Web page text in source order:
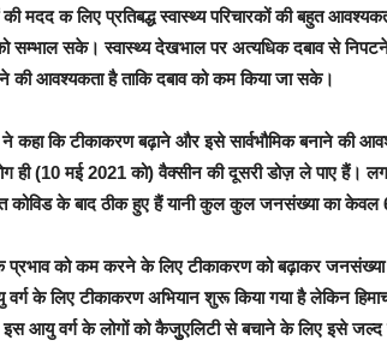
की मदद क लिए प्रतिबद्ध स्वास्थ्य परिचारकों की बहुत
सम्भाल सके। स्वास्थ्य देखभाल पर अत्यधिक दबाव से
की आवश्यकता है ताकि दबाव को कम किया जा सके।
कहा कि टीकाकरण बढ़ाने और इसे सार्वभौमिक बनाने की
ही (10 मई 2021 को) वैक्सीन की दूसरी डोज़ ले पाए हैं।
कोविड के बाद ठीक हुए हैं यानी कुल कुल जनसंख्या का केवल 6
प्रभाव को कम करने के लिए टीकाकरण को बढ़ाकर जनसंख्या
वर्ग के लिए टीकाकरण अभियान शुरू किया गया है लेकिन
इस आयु वर्ग के लोगों को कैजुुएलिटी से बचाने के लिए इसे जल्द